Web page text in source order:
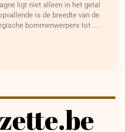
ligt niet alleen in het getal
is de breedte van de
bommenwerpers tot ...